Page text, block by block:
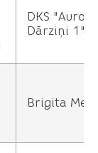
DKS
Dārziņi 1"
Brigita